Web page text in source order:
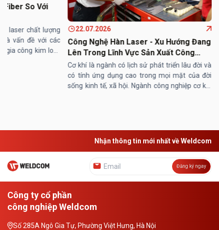
Fiber So Với
laser chất lượng
là vấn đề với các
gia công kim loại.
22.07.2026
Công Nghệ Hàn Laser - Xu Hướng Đang
Lên Trong Lĩnh Vực Sản Xuất Công
Nghiệp
Cơ khí là ngành có lịch sử phát triển lâu đời và
có tính ứng dụng cao trong mọi mặt của đời
sống kinh tế, xã hội. Ngành công nghiệp cơ khí
Nhận thông tin mới nhất về Weldcom
Đăng ký ngay
Công ty cổ phần
công nghiệp Weldcom
Số 285A Ngô Gia Tự, Phường Việt Hưng, Hà Nội